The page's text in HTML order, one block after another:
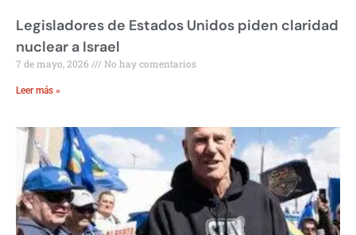
Legisladores de Estados Unidos piden claridad
nuclear a Israel
7 de mayo, 2026 No hay comentarios
Leer más »